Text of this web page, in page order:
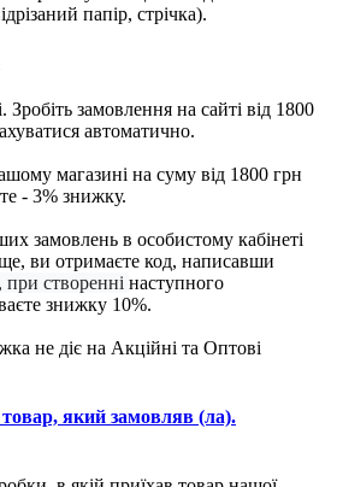
папір, стрічка).
Зробіть замовлення на сайті від 1800
автоматично.
магазині на суму від 1800 грн
- 3% знижку.
замовлень в особистому кабінеті
ви отримаєте код, написавши
при створенні наступного
знижку 10%.
не діє на Акційні та Оптові
який замовляв (ла).